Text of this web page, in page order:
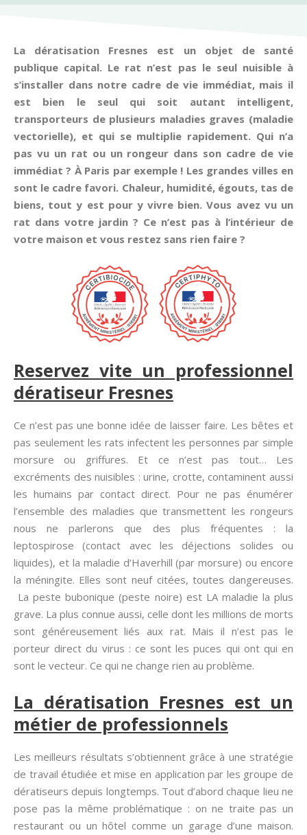
La dératisation Fresnes est un objet de santé
publique capital. Le rat n’est pas le seul nuisible à
s’installer dans notre cadre de vie immédiat, mais il
est bien le seul qui soit autant intelligent,
transporteurs de plusieurs maladies graves (maladie
vectorielle), et qui se multiplie rapidement. Qui n’a
pas vu un rat ou un rongeur dans son cadre de vie
immédiat ? À Paris par exemple ! Les grandes villes en
sont le cadre favori. Chaleur, humidité, égouts, tas de
biens, tout y est pour y vivre bien. Vous avez vu un
rat dans votre jardin ? Ce n’est pas à l’intérieur de
votre maison et vous restez sans rien faire ?
Reservez vite un professionnel
dératiseur Fresnes
Ce n’est pas une bonne idée de laisser faire. Les bêtes et
pas seulement les rats infectent les personnes par simple
morsure ou griffures. Et ce n’est pas tout… Les
excréments des nuisibles : urine, crotte, contaminent aussi
les humains par contact direct. Pour ne pas énumérer
l’ensemble des maladies que transmettent les rongeurs
nous ne parlerons que des plus fréquentes : la
leptospirose (contact avec les déjections solides ou
liquides), et la maladie d’Haverhill (par morsure) ou encore
la méningite. Elles sont neuf citées, toutes dangereuses.
La peste bubonique (peste noire) est LA maladie la plus
grave. La plus connue aussi, celle dont les millions de morts
sont généreusement liés aux rat. Mais il n’est pas le
porteur direct du virus : ce sont les puces qui ont qui en
sont le vecteur. Ce qui ne change rien au problème.
La dératisation Fresnes est un
métier de professionnels
Les meilleurs résultats s’obtiennent grâce à une stratégie
de travail étudiée et mise en application par les groupe de
dératiseurs depuis longtemps. Tout d’abord chaque lieu ne
pose pas la même problématique : on ne traite pas un
restaurant ou un hôtel comme un garage d’une maison.